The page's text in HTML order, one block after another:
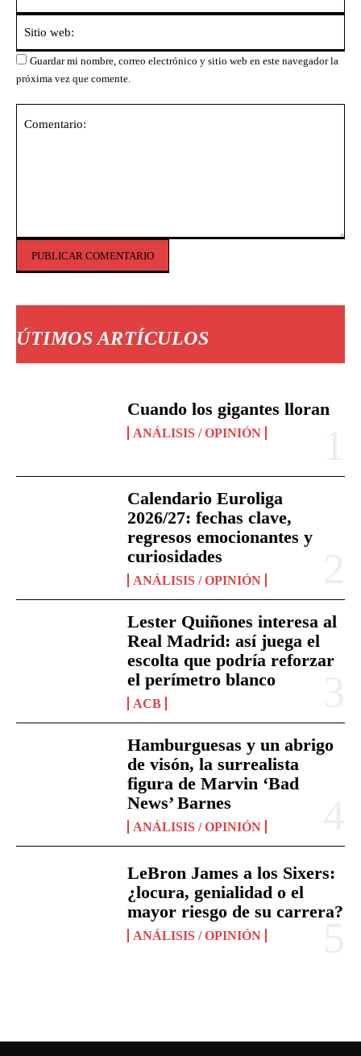
ÚTIMOS ARTÍCULOS
Cuando los gigantes lloran
ANÁLISIS / OPINIÓN
Calendario Euroliga
2026/27: fechas clave,
regresos emocionantes y
curiosidades
ANÁLISIS / OPINIÓN
Lester Quiñones interesa al
Real Madrid: así juega el
escolta que podría reforzar
el perímetro blanco
ACB
Hamburguesas y un abrigo
de visón, la surrealista
figura de Marvin ‘Bad
News’ Barnes
ANÁLISIS / OPINIÓN
LeBron James a los Sixers:
¿locura, genialidad o el
mayor riesgo de su carrera?
ANÁLISIS / OPINIÓN
Guardar mi nombre, correo electrónico y sitio web en este navegador la
próxima vez que comente.